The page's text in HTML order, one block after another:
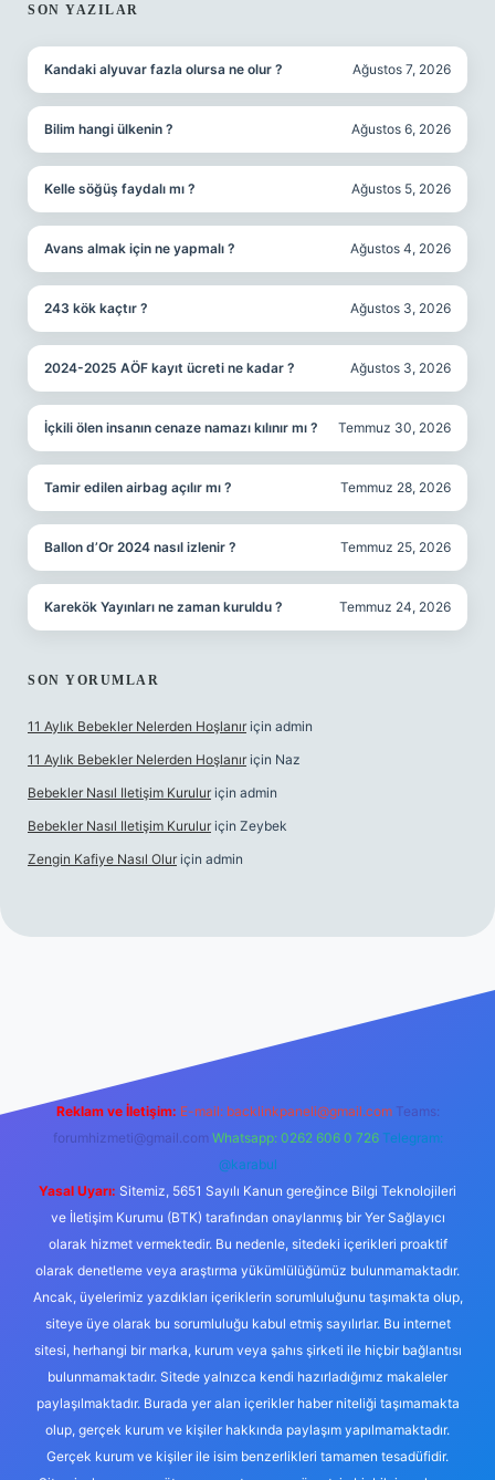
SON YAZILAR
Kandaki alyuvar fazla olursa ne olur ? Ağustos 7, 2026
Bilim hangi ülkenin ? Ağustos 6, 2026
Kelle söğüş faydalı mı ? Ağustos 5, 2026
Avans almak için ne yapmalı ? Ağustos 4, 2026
243 kök kaçtır ? Ağustos 3, 2026
2024-2025 AÖF kayıt ücreti ne kadar ? Ağustos 3, 2026
İçkili ölen insanın cenaze namazı kılınır mı ? Temmuz 30, 2026
Tamir edilen airbag açılır mı ? Temmuz 28, 2026
Ballon d’Or 2024 nasıl izlenir ? Temmuz 25, 2026
Karekök Yayınları ne zaman kuruldu ? Temmuz 24, 2026
SON YORUMLAR
11 Aylık Bebekler Nelerden Hoşlanır için admin
11 Aylık Bebekler Nelerden Hoşlanır için Naz
Bebekler Nasıl Iletişim Kurulur için admin
Bebekler Nasıl Iletişim Kurulur için Zeybek
Zengin Kafiye Nasıl Olur için admin
Reklam ve İletişim: E-mail: backlinkpaneli@gmail.com Teams:
forumhizmeti@gmail.com Whatsapp: 0262 606 0 726 Telegram:
@karabul
Yasal Uyarı: Sitemiz, 5651 Sayılı Kanun gereğince Bilgi Teknolojileri
ve İletişim Kurumu (BTK) tarafından onaylanmış bir Yer Sağlayıcı
olarak hizmet vermektedir. Bu nedenle, sitedeki içerikleri proaktif
olarak denetleme veya araştırma yükümlülüğümüz bulunmamaktadır.
Ancak, üyelerimiz yazdıkları içeriklerin sorumluluğunu taşımakta olup,
siteye üye olarak bu sorumluluğu kabul etmiş sayılırlar. Bu internet
sitesi, herhangi bir marka, kurum veya şahıs şirketi ile hiçbir bağlantısı
bulunmamaktadır. Sitede yalnızca kendi hazırladığımız makaleler
paylaşılmaktadır. Burada yer alan içerikler haber niteliği taşımamakta
olup, gerçek kurum ve kişiler hakkında paylaşım yapılmamaktadır.
Gerçek kurum ve kişiler ile isim benzerlikleri tamamen tesadüfidir.